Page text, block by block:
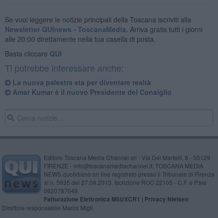
Se vuoi leggere le notizie principali della Toscana iscriviti alla
Newsletter QUInews - ToscanaMedia. Arriva gratis tutti i giorni
alle 20:00 direttamente nella tua casella di posta.
Basta cliccare QUI
Ti potrebbe interessare anche:
La nuova palestra sta per diventare realtà
Amar Kumar è il nuovo Presidente del Consiglio
Editore Toscana Media Channel srl - Via Dei Martelli, 8 - 50129
FIRENZE - info@toscanamediachannel.it. TOSCANA MEDIA
NEWS quotidiano on line registrato presso il Tribunale di Firenze
al n. 5935 del 27.09.2013. Iscrizione ROC 22105 - C.F. e P.Iva
0620787048
Fatturazione Elettronica M5UXCR1 | Privacy Nielsen
Direttore responsabile Marco Migli